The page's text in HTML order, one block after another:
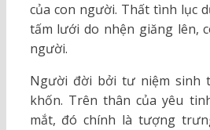
của con người. Thất tình lục
tấm lưới do nhện giăng lên,
người.
Người đời bởi tư niệm sinh
khốn. Trên thân của yêu
mắt, đó chính là tượng